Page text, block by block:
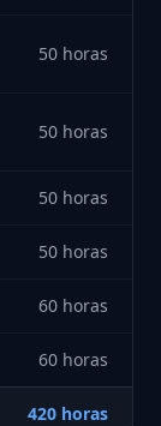
50 horas
50 horas
50 horas
50 horas
60 horas
60 horas
420 horas